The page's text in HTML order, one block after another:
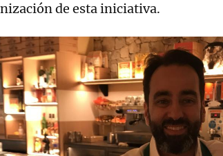
de esta iniciativa.